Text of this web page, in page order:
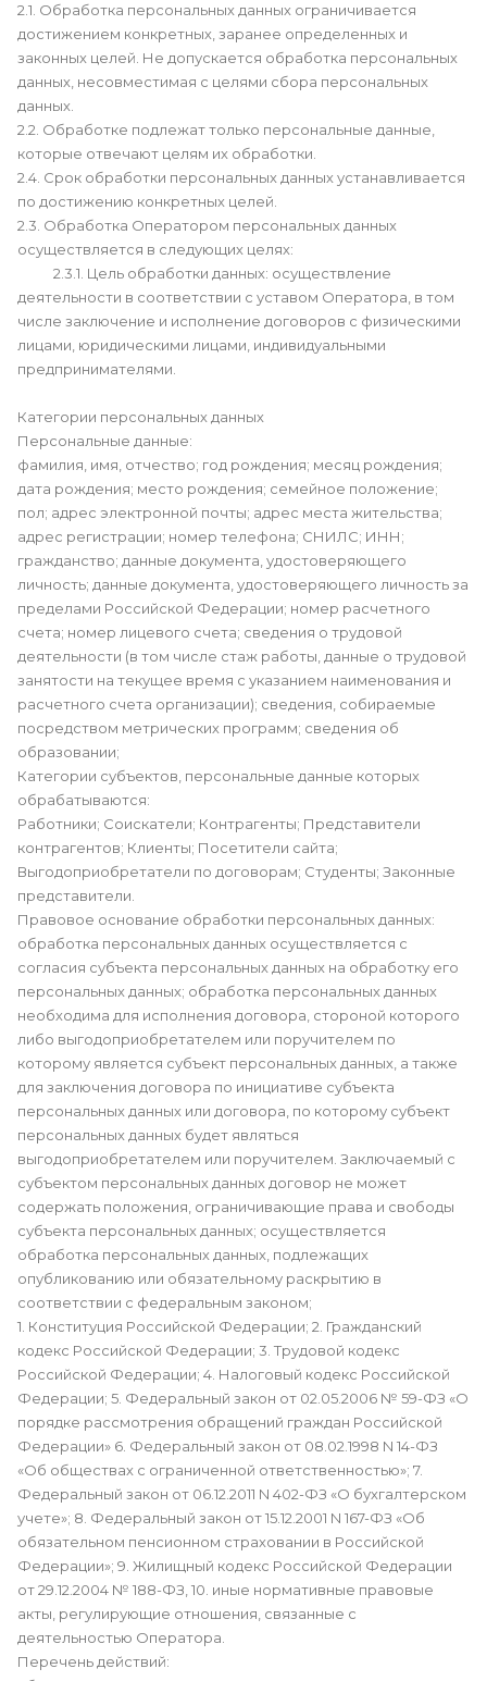
2.1. Обработка персональных данных ограничивается
достижением конкретных, заранее определенных и
законных целей. Не допускается обработка персональных
данных, несовместимая с целями сбора персональных
данных.
2.2. Обработке подлежат только персональные данные,
которые отвечают целям их обработки.
2.4. Срок обработки персональных данных устанавливается
по достижению конкретных целей.
2.3. Обработка Оператором персональных данных
осуществляется в следующих целях:
2.3.1. Цель обработки данных: осуществление
деятельности в соответствии с уставом Оператора, в том
числе заключение и исполнение договоров с физическими
лицами, юридическими лицами, индивидуальными
предпринимателями.
Категории персональных данных
Персональные данные:
фамилия, имя, отчество; год рождения; месяц рождения;
дата рождения; место рождения; семейное положение;
пол; адрес электронной почты; адрес места жительства;
адрес регистрации; номер телефона; СНИЛС; ИНН;
гражданство; данные документа, удостоверяющего
личность; данные документа, удостоверяющего личность за
пределами Российской Федерации; номер расчетного
счета; номер лицевого счета; сведения о трудовой
деятельности (в том числе стаж работы, данные о трудовой
занятости на текущее время с указанием наименования и
расчетного счета организации); сведения, собираемые
посредством метрических программ; сведения об
образовании;
Категории субъектов, персональные данные которых
обрабатываются:
Работники; Соискатели; Контрагенты; Представители
контрагентов; Клиенты; Посетители сайта;
Выгодоприобретатели по договорам; Студенты; Законные
представители.
Правовое основание обработки персональных данных:
обработка персональных данных осуществляется с
согласия субъекта персональных данных на обработку его
персональных данных; обработка персональных данных
необходима для исполнения договора, стороной которого
либо выгодоприобретателем или поручителем по
которому является субъект персональных данных, а также
для заключения договора по инициативе субъекта
персональных данных или договора, по которому субъект
персональных данных будет являться
выгодоприобретателем или поручителем. Заключаемый с
субъектом персональных данных договор не может
содержать положения, ограничивающие права и свободы
субъекта персональных данных; осуществляется
обработка персональных данных, подлежащих
опубликованию или обязательному раскрытию в
соответствии с федеральным законом;
1. Конституция Российской Федерации; 2. Гражданский
кодекс Российской Федерации; 3. Трудовой кодекс
Российской Федерации; 4. Налоговый кодекс Российской
Федерации; 5. Федеральный закон от 02.05.2006 № 59-ФЗ «О
порядке рассмотрения обращений граждан Российской
Федерации» 6. Федеральный закон от 08.02.1998 N 14-ФЗ
«Об обществах с ограниченной ответственностью»; 7.
Федеральный закон от 06.12.2011 N 402-ФЗ «О бухгалтерском
учете»; 8. Федеральный закон от 15.12.2001 N 167-ФЗ «Об
обязательном пенсионном страховании в Российской
Федерации»; 9. Жилищный кодекс Российской Федерации
от 29.12.2004 № 188-ФЗ, 10. иные нормативные правовые
акты, регулирующие отношения, связанные с
деятельностью Оператора.
Перечень действий: